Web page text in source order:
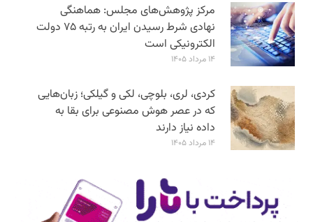
مرکز پژوهش‌های مجلس: هماهنگی
نهادی شرط رسیدن ایران به رتبه ۷۵ دولت
الکترونیکی است
۱۴ مرداد ۱۴۰۵
کردی، لری، بلوچی، لکی و گیلکی؛ زبان‌هایی
که در عصر هوش مصنوعی برای بقا به
داده نیاز دارند
۱۴ مرداد ۱۴۰۵